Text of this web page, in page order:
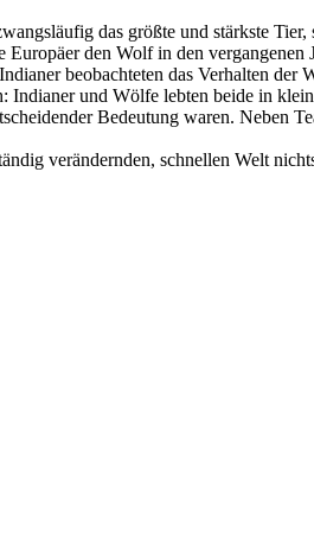
das größte und stärkste
den Wolf in den
beobachteten das Verhalten der
Indianer und Wölfe lebten beide in
Bedeutung waren. Neben
verändernden, schnellen Welt